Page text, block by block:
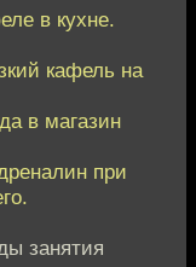
в кухне.
кафель на
в магазин
при
занятия